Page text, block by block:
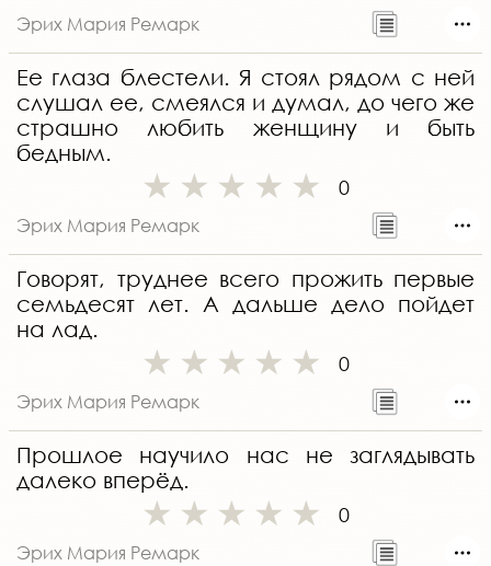
Эрих Мария Ремарк
Ее глаза блестели. Я стоял рядом с ней
слушал ее, смеялся и думал, до чего же
страшно любить женщину и быть
бедным.
0
Эрих Мария Ремарк
Говорят, труднее всего прожить первые
семьдесят лет. А дальше дело пойдет
на лад.
0
Эрих Мария Ремарк
Прошлое научило нас не заглядывать
далеко вперёд.
0
Эрих Мария Ремарк